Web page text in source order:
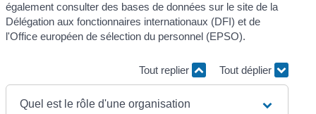
également consulter des bases de données sur le site de la
Délégation aux fonctionnaires internationaux (DFI) et de
l'Office européen de sélection du personnel (EPSO).
Tout replier Tout déplier
Quel est le rôle d'une organisation